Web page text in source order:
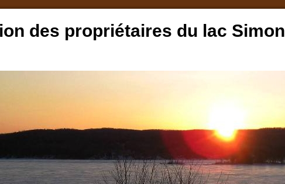
des propriétaires du lac Simon